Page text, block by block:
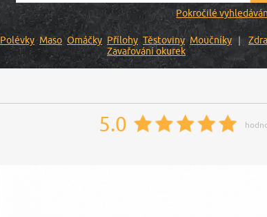
Pokročilé
Polévky Maso Omáčky Přílohy Těstoviny Moučníky
Zavařování okurek
5.0